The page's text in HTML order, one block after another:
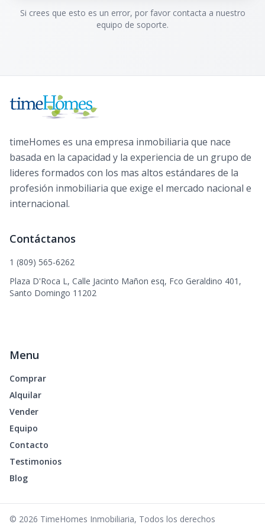
Si crees que esto es un error, por favor contacta a nuestro
equipo de soporte.
timeHomes es una empresa inmobiliaria que nace
basada en la capacidad y la experiencia de un grupo de
lideres formados con los mas altos estándares de la
profesión inmobiliaria que exige el mercado nacional e
internacional.
Contáctanos
1 (809) 565-6262
Plaza D'Roca L, Calle Jacinto Mañon esq, Fco Geraldino 401,
Santo Domingo 11202
Menu
Comprar
Alquilar
Vender
Equipo
Contacto
Testimonios
Blog
© 2026 TimeHomes Inmobiliaria, Todos los derechos